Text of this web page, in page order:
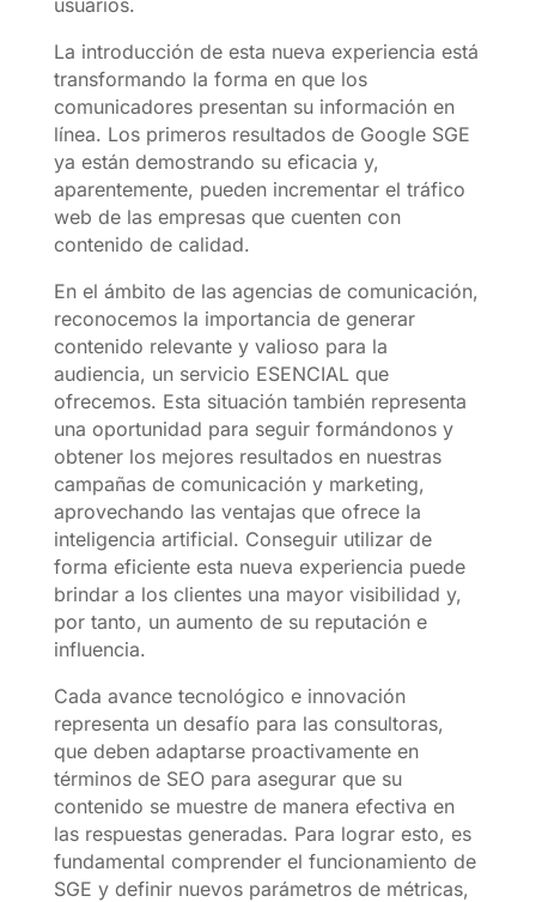
La introducción de esta nueva experiencia está
transformando la forma en que los
comunicadores presentan su información en
línea. Los primeros resultados de Google SGE
ya están demostrando su eficacia y,
aparentemente, pueden incrementar el tráfico
web de las empresas que cuenten con
contenido de calidad.
En el ámbito de las agencias de comunicación,
reconocemos la importancia de generar
contenido relevante y valioso para la
audiencia, un servicio ESENCIAL que
ofrecemos. Esta situación también representa
una oportunidad para seguir formándonos y
obtener los mejores resultados en nuestras
campañas de comunicación y marketing,
aprovechando las ventajas que ofrece la
inteligencia artificial. Conseguir utilizar de
forma eficiente esta nueva experiencia puede
brindar a los clientes una mayor visibilidad y,
por tanto, un aumento de su reputación e
influencia.
Cada avance tecnológico e innovación
representa un desafío para las consultoras,
que deben adaptarse proactivamente en
términos de SEO para asegurar que su
contenido se muestre de manera efectiva en
las respuestas generadas. Para lograr esto, es
fundamental comprender el funcionamiento de
SGE y definir nuevos parámetros de métricas,